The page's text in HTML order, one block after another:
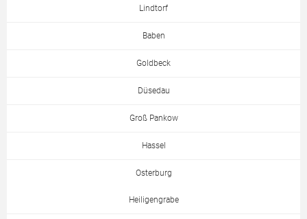
Lindtorf
Baben
Goldbeck
Düsedau
Groß Pankow
Hassel
Osterburg
Heiligengrabe